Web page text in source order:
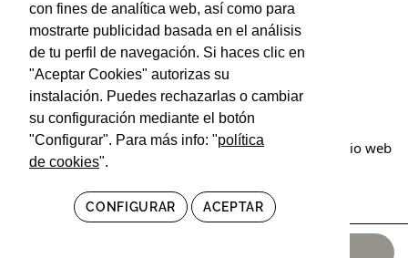
Contacto
Política de privacidad
Política de cookies
Condiciones de uso y contratación
© Irán Alfombras. Todos los derechos reservados. Sitio web
con fines de analítica web, así como para
mostrarte publicidad basada en el análisis
de tu perfil de navegación. Si haces clic en
"Aceptar Cookies" autorizas su
instalación. Puedes rechazarlas o cambiar
su configuración mediante el botón
"Configurar". Para más info: "política
de cookies".
CONFIGURAR ACEPTAR